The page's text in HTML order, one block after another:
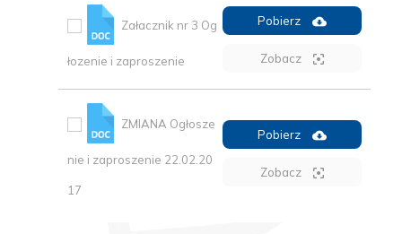
Załacznik nr 3 Og
łozenie i zaproszenie
Pobierz
Zobacz
ZMIANA Ogłosze
nie i zaproszenie 22.02.20
17
Pobierz
Zobacz